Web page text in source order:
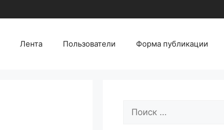
Лента Пользователи Форма публикации
Поиск: